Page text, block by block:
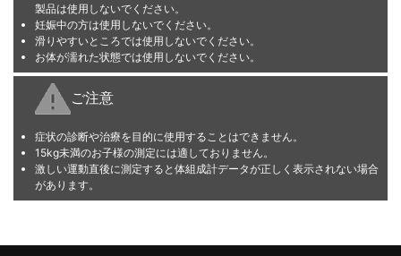
製品は使用しないでください。
妊娠中の方は使用しないでください。
滑りやすいところでは使用しないでください。
お体が濡れた状態では使用しないでください。
ご注意
症状の診断や治療を目的に使用することはできません。
15kg未満のお子様の測定には適しておりません。
激しい運動直後に測定すると体組成計データが正しく表示されない場合
があります。